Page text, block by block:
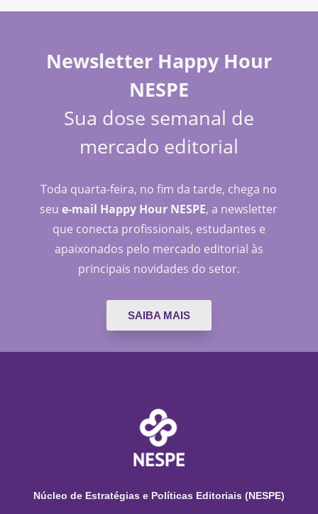
Newsletter Happy Hour
NESPE
Sua dose semanal de
mercado editorial
Toda quarta-feira, no fim da tarde, chega no
seue-mail Happy Hour NESPE, a newsletter
que conecta profissionais, estudantes e
apaixonados pelo mercado editorial às
principais novidades do setor.
SAIBA MAIS
Núcleo de Estratégias e Políticas Editoriais (NESPE)